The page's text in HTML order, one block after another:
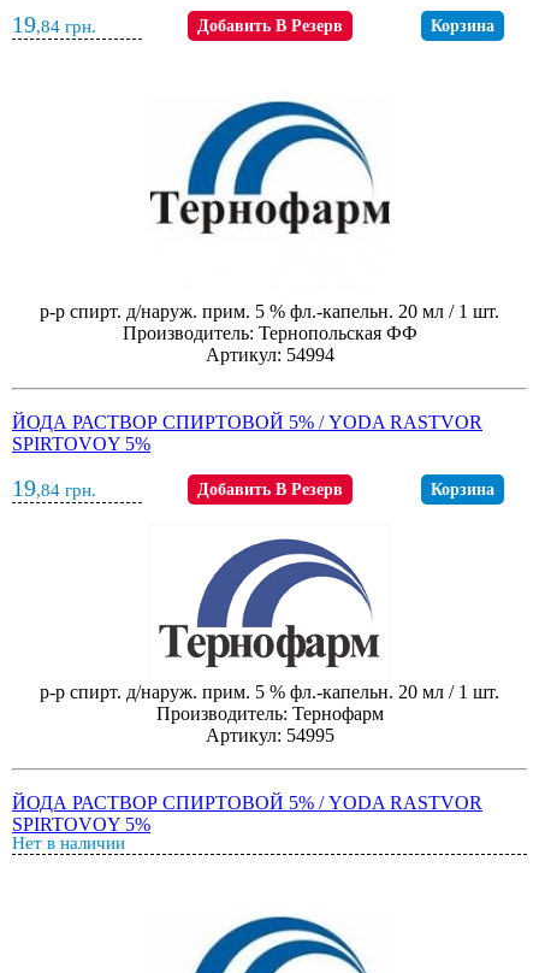
19,84 грн. Добавить В Резерв Корзина
р-р спирт. д/наруж. прим. 5 % фл.-капельн. 20 мл / 1 шт.
Производитель: Тернопольская ФФ
Артикул: 54994
ЙОДА РАСТВОР СПИРТОВОЙ 5% / YODA RASTVOR
SPIRTOVOY 5%
19,84 грн. Добавить В Резерв Корзина
р-р спирт. д/наруж. прим. 5 % фл.-капельн. 20 мл / 1 шт.
Производитель: Тернофарм
Артикул: 54995
ЙОДА РАСТВОР СПИРТОВОЙ 5% / YODA RASTVOR
SPIRTOVOY 5%
Нет в наличии